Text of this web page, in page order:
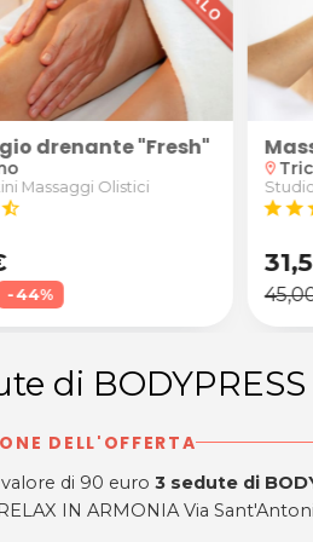
FVG di Tavagnacco
di sottofondo e con
mandarino della durata di
drenante "Fresh"
Massaggi Olistici
star_half
-44%
location_on
starstar
di BODYPRESS
DELL'OFFERTA
di 90 euro 3 sedute di
IN ARMONIA Via